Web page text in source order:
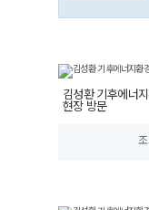
김성환 기후에너
현장 방문